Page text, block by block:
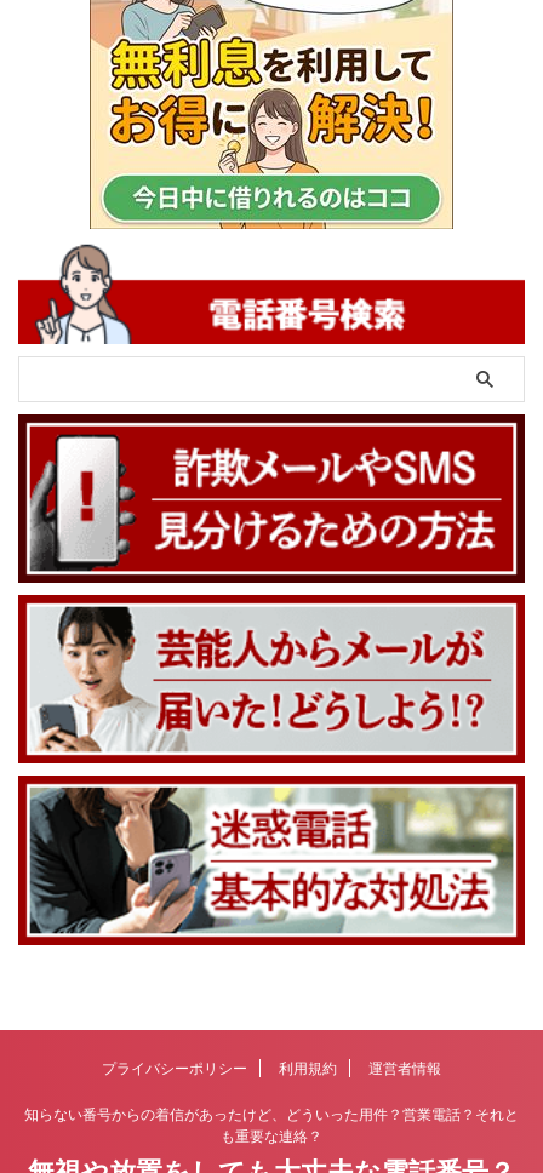
プライバシーポリシー 利用規約 運営者情報
知らない番号からの着信があったけど、どういった用件？営業電話？それと
も重要な連絡？